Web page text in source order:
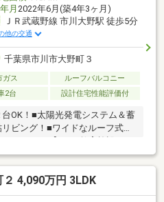
月 2022年6月(築4年3ヶ月)
ＪＲ武蔵野線 市川大野駅 徒歩5分
他の交通
千葉県市川市大野町３
ガス
ルーフバルコニー
2台 設計住宅性能評価付
OK！■太陽光発電システム＆蓄
ビング！■ワイドなルーフ式バ
大柏小学校・・・・・徒歩7分
～ 買物施設・その他 ～◇ロー
イリーヤマザキ・・・・徒歩5
歩6分◇マルエツ市川大野
4,090万円 3LDK